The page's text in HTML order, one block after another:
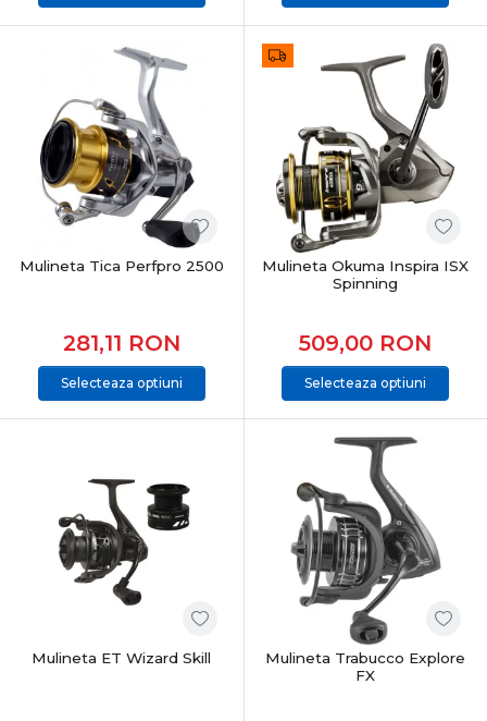
Mulineta Tica Perfpro 2500
281,11 RON
Selecteaza optiuni
Mulineta Okuma Inspira ISX
Spinning
509,00 RON
Selecteaza optiuni
Mulineta ET Wizard Skill
Mulineta Trabucco Explore
FX